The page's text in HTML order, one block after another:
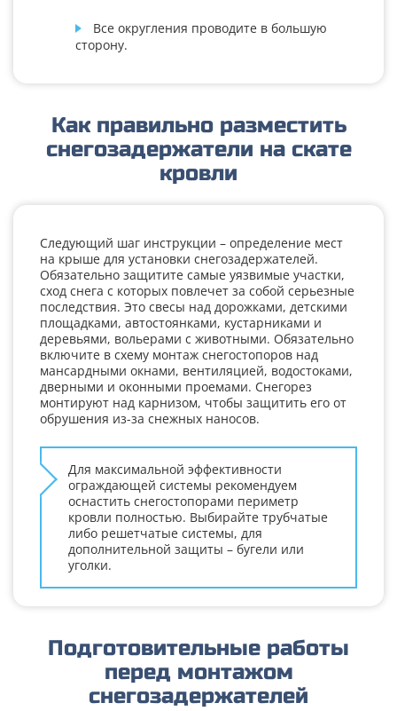
Все округления проводите в большую
сторону.
Как правильно разместить
снегозадержатели на скате
кровли
Следующий шаг инструкции – определение мест
на крыше для установки снегозадержателей.
Обязательно защитите самые уязвимые участки,
сход снега с которых повлечет за собой серьезные
последствия. Это свесы над дорожками, детскими
площадками, автостоянками, кустарниками и
деревьями, вольерами с животными. Обязательно
включите в схему монтаж снегостопоров над
мансардными окнами, вентиляцией, водостоками,
дверными и оконными проемами. Снегорез
монтируют над карнизом, чтобы защитить его от
обрушения из-за снежных наносов.
Для максимальной эффективности
ограждающей системы рекомендуем
оснастить снегостопорами периметр
кровли полностью. Выбирайте трубчатые
либо решетчатые системы, для
дополнительной защиты – бугели или
уголки.
Подготовительные работы
перед монтажом
снегозадержателей